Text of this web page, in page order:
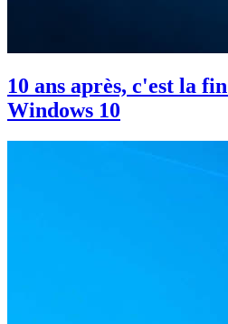
10 ans après, c'est la
Windows 10